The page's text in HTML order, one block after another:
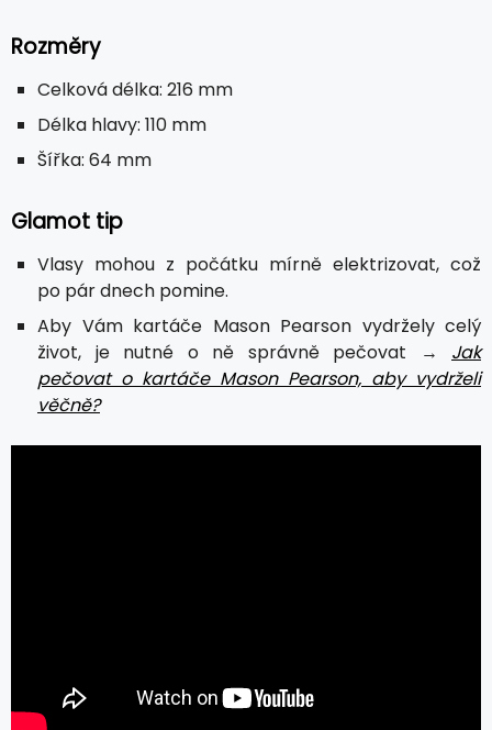
Rozměry
Celková délka: 216 mm
Délka hlavy: 110 mm
Šířka: 64 mm
Glamot tip
Vlasy mohou z počátku mírně elektrizovat, což
po pár dnech pomine.
Aby Vám kartáče Mason Pearson vydržely celý
život, je nutné o ně správně pečovat → Jak
pečovat o kartáče Mason Pearson, aby vydrželi
věčně?